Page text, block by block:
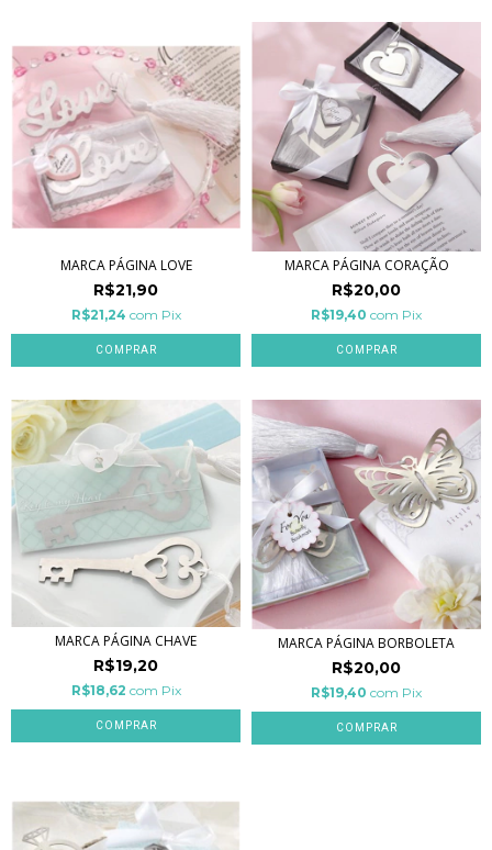
MARCA PÁGINA LOVE
R$21,90
R$21,24 com Pix
MARCA PÁGINA CORAÇÃO
R$20,00
R$19,40 com Pix
MARCA PÁGINA CHAVE
R$19,20
R$18,62 com Pix
MARCA PÁGINA BORBOLETA
R$20,00
R$19,40 com Pix